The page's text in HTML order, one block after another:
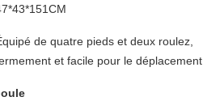
de quatre pieds et deux roulez,
et facile pour le déplacement